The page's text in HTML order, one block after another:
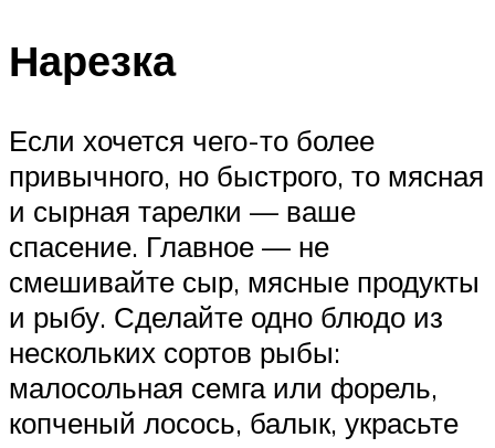
Нарезка
Если хочется чего-то более
привычного, но быстрого, то мясная
и сырная тарелки — ваше
спасение. Главное — не
смешивайте сыр, мясные продукты
и рыбу. Сделайте одно блюдо из
нескольких сортов рыбы:
малосольная семга или форель,
копченый лосось, балык, украсьте